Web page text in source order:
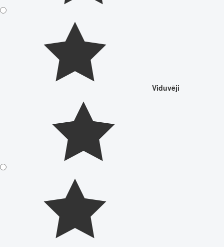
Viduvēji